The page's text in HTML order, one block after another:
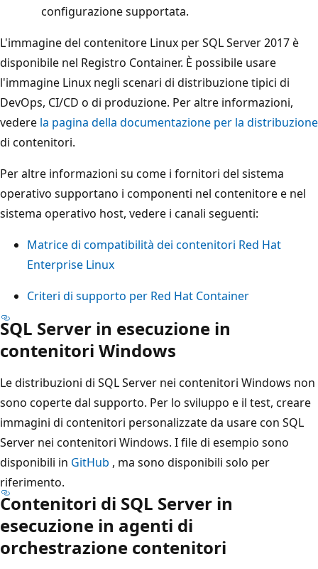
configurazione supportata.
L'immagine del contenitore Linux per SQL Server 2017 è
disponibile nel Registro Container. È possibile usare
l'immagine Linux negli scenari di distribuzione tipici di
DevOps, CI/CD o di produzione. Per altre informazioni,
vedere la pagina della documentazione per la distribuzione
di contenitori.
Per altre informazioni su come i fornitori del sistema
operativo supportano i componenti nel contenitore e nel
sistema operativo host, vedere i canali seguenti:
Matrice di compatibilità dei contenitori Red Hat
Enterprise Linux
Criteri di supporto per Red Hat Container
SQL Server in esecuzione in
contenitori Windows
Le distribuzioni di SQL Server nei contenitori Windows non
sono coperte dal supporto. Per lo sviluppo e il test, creare
immagini di contenitori personalizzate da usare con SQL
Server nei contenitori Windows. I file di esempio sono
disponibili in GitHub , ma sono disponibili solo per
riferimento.
Contenitori di SQL Server in
esecuzione in agenti di
orchestrazione contenitori